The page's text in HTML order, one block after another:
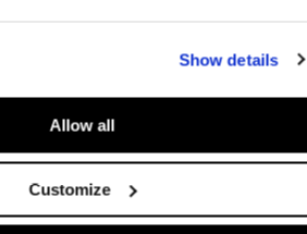
Show details
Allow all
Customize